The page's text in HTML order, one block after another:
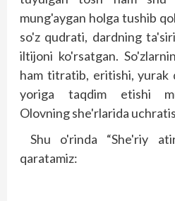
mung'aygan holga tushib
so'z qudrati, dardning
iltijoni ko'rsatgan.
ham titratib, eritishi, yurak
yoriga taqdim etishi
Olovning she'rlarida
Shu o'rinda “She'riy
qaratamiz: